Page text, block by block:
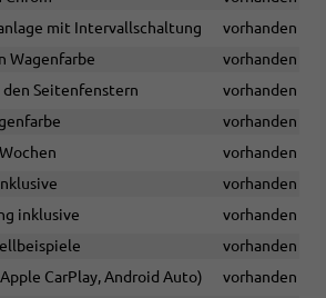
mit Intervallschaltung
vorhanden
Wagenfarbe
vorhanden
Seitenfenstern
vorhanden
vorhanden
vorhanden
vorhanden
inklusive
vorhanden
vorhanden
CarPlay, Android Auto)
vorhanden